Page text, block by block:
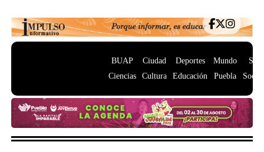
BUAP
Ciencias
Ciudad
Cultura
Deportes
Educación
Mundo
Puebla